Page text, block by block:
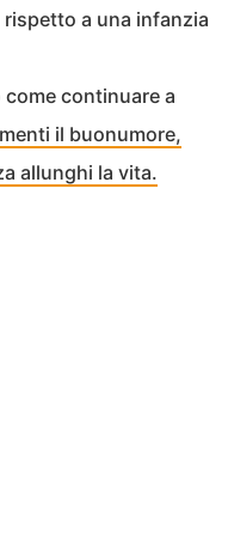
a una infanzia
continuare a
il buonumore,
allunghi la vita.